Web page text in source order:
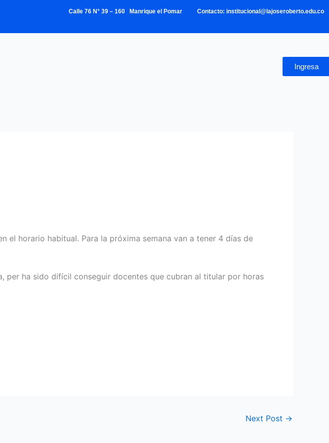
Calle 76 N° 39 – 160 Manrique el Pomar Contacto: institucional@lajoseroberto.edu.co
Ingresa
el horario habitual. Para la próxima semana van a tener 4 días de
per ha sido difícil conseguir docentes que cubran al titular por horas
Next Post →